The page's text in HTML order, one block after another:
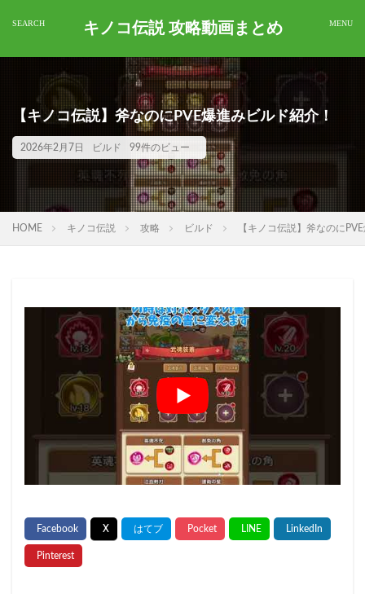
キノコ伝説 攻略動画まとめ
【キノコ伝説】斧なのにPVE爆進みビルド紹介！
2026年2月7日 ビルド 99件のビュー
HOME キノコ伝説 攻略 ビルド 【キノコ伝説】斧なのに